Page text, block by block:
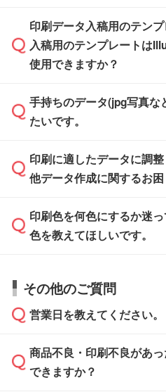
※土日祝日を除く営業日
※沖縄・離島は追加日数
ザインソフトがなくても
また、「データ作成サービ
せいただければ、弊社に
タを1点作成いたします。
IllustratorやPhotoshop、
ザインソフトでこだわり
い方は、完全データ入稿
積・ご注文フォームにア
ください。
ご入稿後は経験豊富なス
がないかチェックし、お
刷に進みますので、ご安
印刷データ入稿用のテン
入稿用のテンプレートは
使用できますか？
一部商品は入稿用テンプ
ます。各商品ページの『
入稿用のテンプレートは
IllustratorやPhotoshopで
方」をご確認ください。
手持ちのデータ(jpg写真な
たいです。
印刷に適したデータ・解
タッフが事前に確認いた
ムへ添付いただくか、担
でお送りください。
い合わせください。
なお、印刷用データの作
印刷に適したデータに調
他データ作成に関するお困
データ作成でお困りの際
サポートいたしますので
から添付してお送りくださ
・解像度の低いデータを
しい
解像度の低い画像や、手
などを、印刷に適したベ
印刷色を何色にするか迷
色を教えてほしいです。
相談いただきますと、担
ご希望や商品の本体色を
本体色がブラック、ネイ
白色か淡い色の印刷色を
す。
その他のご質問
営業日を教えてください。
営業日は平日の10:00～
休みとなります。注文・
商品不良・印刷不良があ
できますか？